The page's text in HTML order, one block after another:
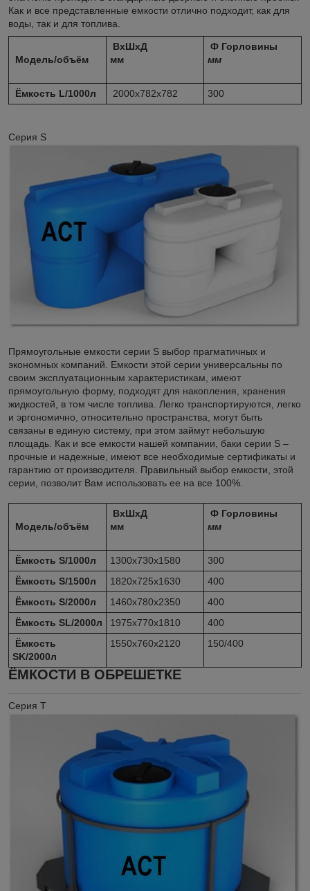
Как и все представленные емкости отлично подходит, как для
воды, так и для топлива.
Модель/объём
ВхШхД
мм
Ф Горловины
мм
Ёмкость L/1000л 2000х782х782 300
Серия S
Прямоугольные емкости серии S выбор прагматичных и
экономных компаний. Емкости этой серии универсальны по
своим эксплуатационным характеристикам, имеют
прямоугольную форму, подходят для накопления, хранения
жидкостей, в том числе топлива. Легко транспортируются, легко
и эргономично, относительно пространства, могут быть
связаны в единую систему, при этом займут небольшую
площадь. Как и все емкости нашей компании, баки серии S –
прочные и надежные, имеют все необходимые сертификаты и
гарантию от производителя. Правильный выбор емкости, этой
серии, позволит Вам использовать ее на все 100%.
Модель/объём
ВхШхД
мм
Ф Горловины
мм
Ёмкость S/1000л 1300х730х1580
300
Ёмкость S/1500л
1820х725х1630
400
Ёмкость S/2000л
1460х780х2350
400
Ёмкость SL/2000л
1975х770х1810
400
Ёмкость
SK/2000л
1550х760х2120 150/400
ЁМКОСТИ В ОБРЕШЕТКЕ
Серия Т